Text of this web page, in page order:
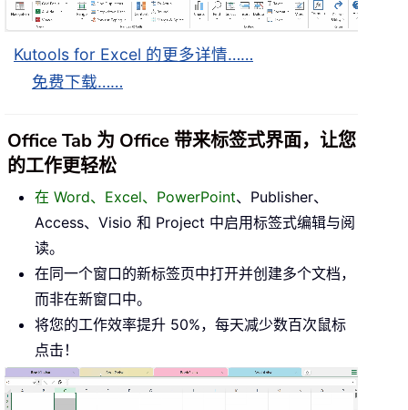
Kutools for Excel 的更多详情……
免费下载……
Office Tab 为 Office 带来标签式界面，让您
的工作更轻松
在 Word、Excel、PowerPoint、Publisher、
Access、Visio 和 Project 中启用标签式编辑与阅
读。
在同一个窗口的新标签页中打开并创建多个文档，
而非在新窗口中。
将您的工作效率提升 50%，每天减少数百次鼠标
点击！